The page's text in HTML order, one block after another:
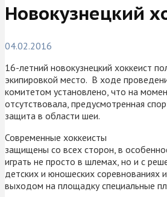
Новокузнецкий
04.02.2016
16-летний новокузнецкий хоккеист
экипировкой место. В ходе
комитетом установлено, что на
отсутствовала, предусмотренная
защита в области шеи.
Современные хоккеисты
защищены со всех сторон, в
играть не просто в шлемах, но и с
детских и юношеских соревнованиях
выходом на площадку специальные